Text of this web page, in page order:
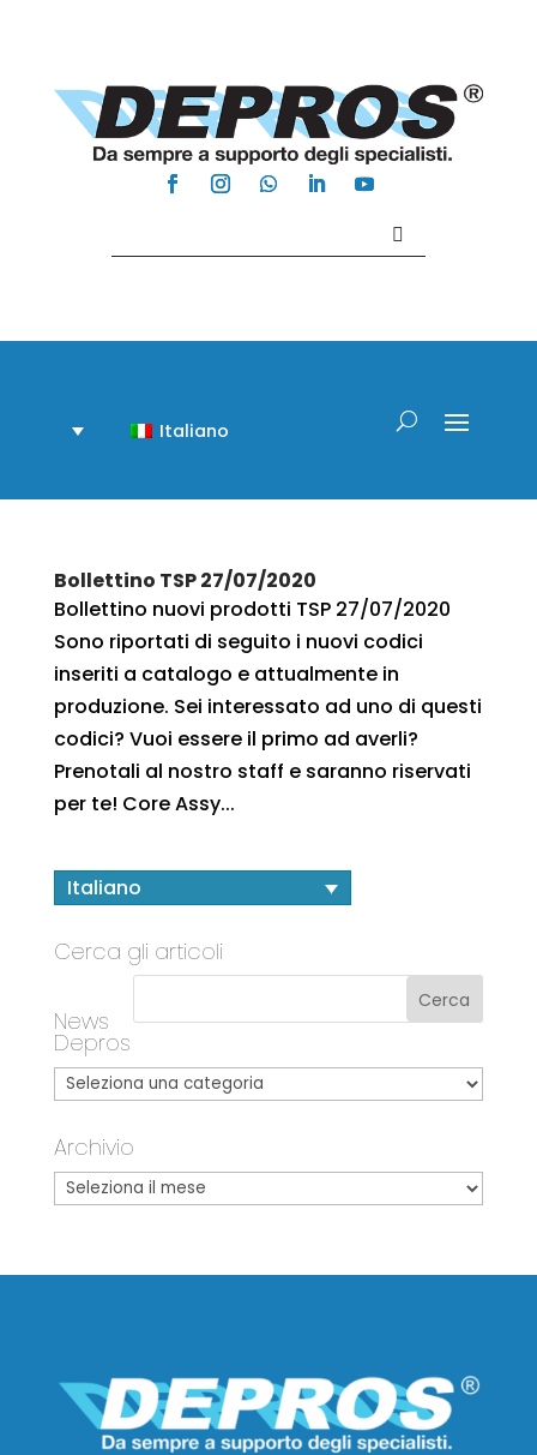
Italiano
Bollettino TSP 27/07/2020
Bollettino nuovi prodotti TSP 27/07/2020
Sono riportati di seguito i nuovi codici
inseriti a catalogo e attualmente in
produzione. Sei interessato ad uno di questi
codici? Vuoi essere il primo ad averli?
Prenotali al nostro staff e saranno riservati
per te! Core Assy...
Italiano
Cerca gli articoli
News
Depros
Archivio